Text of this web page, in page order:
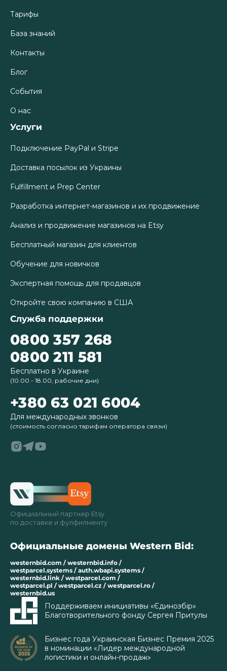
Тарифы
База знаний
Контакты
Блог
События
О нас
Услуги
Подключение PayPal и Stripe
Доставка посылок из Украины
Fulfillment и Prep Center
Разработка интернет-магазинов и их продвижение
Анализ и продвижение магазинов на Etsy
Бесплатный магазин для клиентов
Обучение для новичков
Экспертная помощь для продавцов
Откройте свою компанию в США
Служба поддержки
0800 357 268
0800 211 581
Бесплатно в Украине
(10.00 - 18.00, рабочие дни)
+380 63 021 6004
Для международных звонков
(стоимость согласно тарифам оператора связи)
Официальный партнер Etsy
по доставке и фулфилменту
Официальные домены Western Bid:
westernbid.com / westernbid.info /
westparcel.systems / auth.wbapi.systems /
westernbid.link / westparcel.com /
westparcel.pl / westparcel.cz / westparcel.ro /
westernbid.us
Поддерживаем инициативы «Єдинозбір»
Благотворительного фонду Сергея Притулы
Бизнес года Украинская Бизнес Премия 2025
в номинации «Лидер международной
логистики и онлайн-продаж»